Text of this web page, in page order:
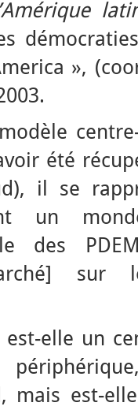
»,
été
il se
un
des
est-elle un
mais est-